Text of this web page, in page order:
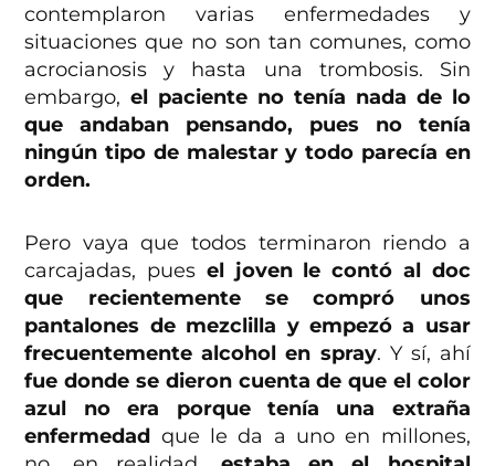
contemplaron varias enfermedades y
situaciones que no son tan comunes, como
acrocianosis y hasta una trombosis. Sin
embargo,el paciente no tenía nada de lo
que andaban pensando, pues no tenía
ningún tipo de malestar y todo parecía en
orden.
Pero vaya que todos terminaron riendo a
carcajadas, pues el joven le contó al doc
que recientemente se compró unos
pantalones de mezclilla y empezó a usar
frecuentemente alcohol en spray. Y sí, ahí
fue donde se dieron cuenta de que el color
azul no era porque tenía una extraña
enfermedad que le da a uno en millones,